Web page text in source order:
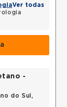
Ver todas
-
do Sul,